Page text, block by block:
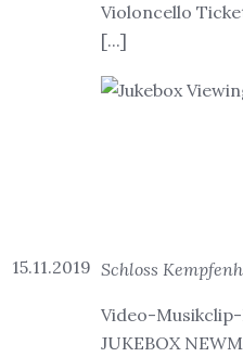
Violoncello
[...]
15.11.2019 Schloss
Video-
JUKEBOX